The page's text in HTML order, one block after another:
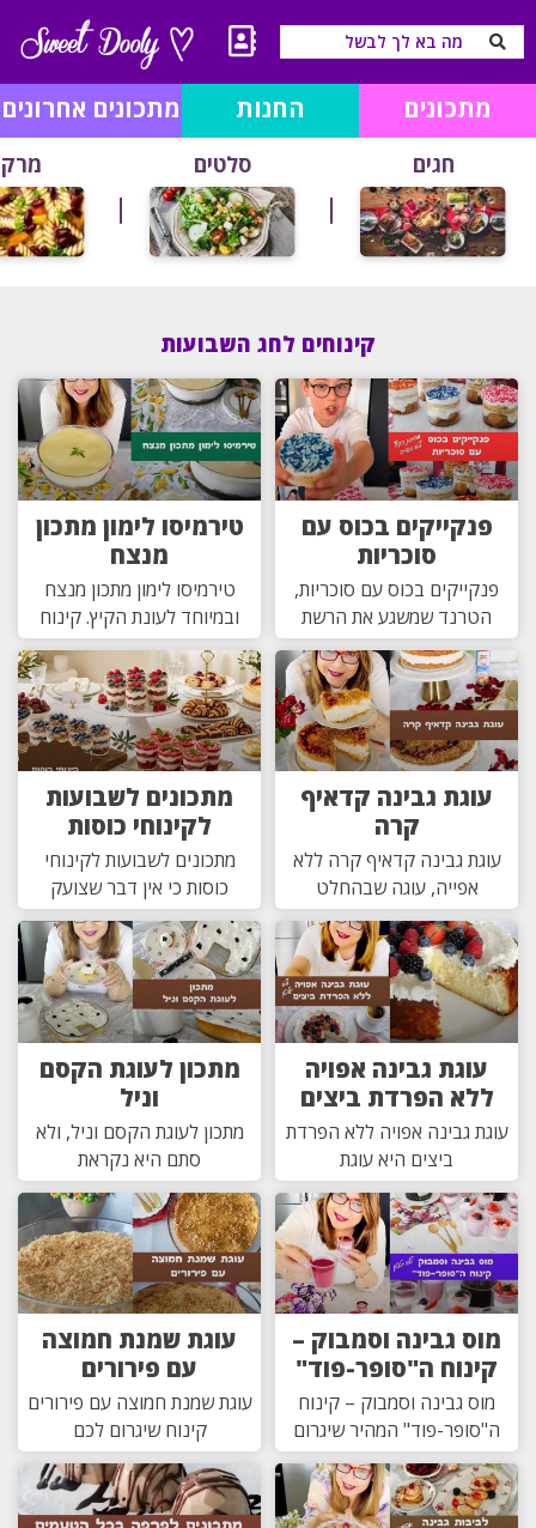
מתכונים החנות מתכונים אחרונים
חגים סלטים
קינוחים לחג השבועות
פנקייקים בכוס עם
סוכריות
פנקייקים בכוס עם סוכריות,
הטרנד שמשגע את הרשת
טירמיסו לימון מתכון
מנצח
טירמיסו לימון מתכון מנצח
ובמיוחד לעונת הקיץ. קינוח
עוגת גבינה קדאיף
קרה
עוגת גבינה קדאיף קרה ללא
אפייה, עוגה שבהחלט
מתכונים לשבועות
לקינוחי כוסות
מתכונים לשבועות לקינוחי
כוסות כי אין דבר שצועק
עוגת גבינה אפויה
ללא הפרדת ביצים
עוגת גבינה אפויה ללא הפרדת
ביצים היא עוגת
מתכון לעוגת הקסם
וניל
מתכון לעוגת הקסם וניל, ולא
סתם היא נקראת
מוס גבינה וסמבוק –
קינוח ה"סופר-פוד"
מוס גבינה וסמבוק – קינוח
ה"סופר-פוד" המהיר שיגרום
עוגת שמנת חמוצה
עם פירורים
עוגת שמנת חמוצה עם פירורים
קינוח שיגרום לכם